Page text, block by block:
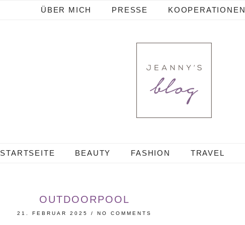
ÜBER MICH PRESSE KOOPERATIONEN
STARTSEITE BEAUTY FASHION TRAVEL
OUTDOORPOOL
21. FEBRUAR 2025 / NO COMMENTS